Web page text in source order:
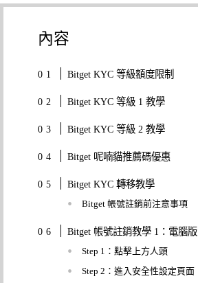
內容
Bitget KYC 等級額度限制
Bitget KYC 等級 1 教學
Bitget KYC 等級 2 教學
Bitget 呢喃貓推薦碼優惠
Bitget KYC 轉移教學
Bitget 帳號註銷前注意事項
Bitget 帳號註銷教學 1：電腦版
Step 1：點擊上方人頭
Step 2：進入安全性設定頁面